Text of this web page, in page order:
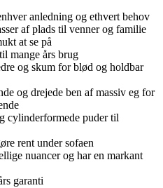
anledning og ethvert behov
af plads til venner og familie
at se på
mange års brug
og skum for blød og holdbar
og drejede ben af massiv eg for
cylinderformede puder til
rent under sofaen
nuancer og har en markant
garanti